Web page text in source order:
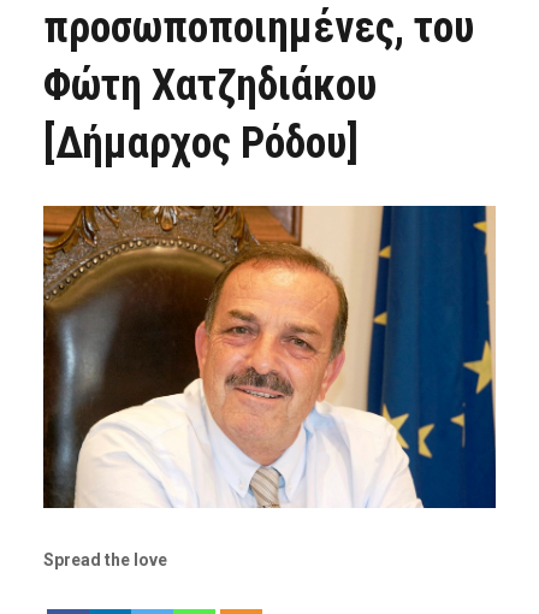
προσωποποιημένες, του
Φώτη Χατζηδιάκου
[Δήμαρχος Ρόδου]
Spread the love